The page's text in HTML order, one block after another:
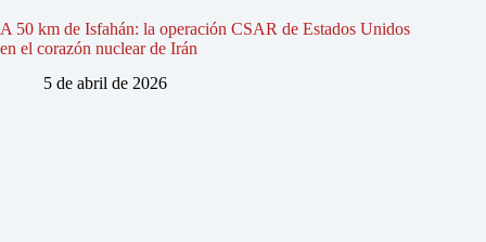
A 50 km de Isfahán: la operación CSAR de Estados Unidos
en el corazón nuclear de Irán
5 de abril de 2026